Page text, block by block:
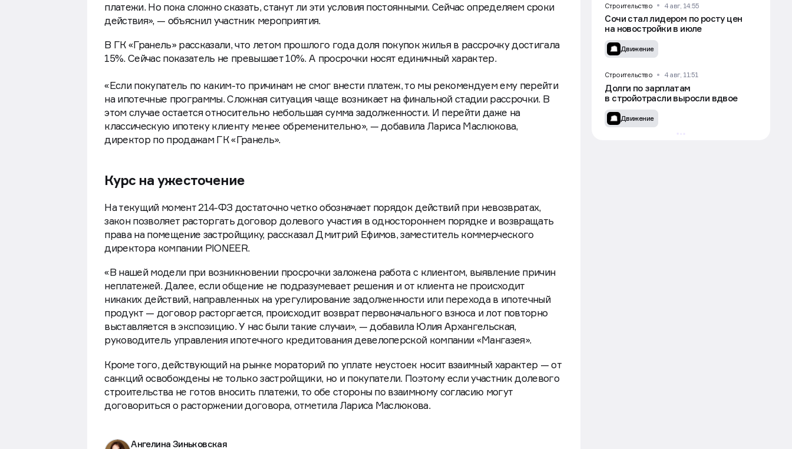
платежи. Но пока сложно сказать, станут ли эти условия постоянными. Сейчас определяем сроки
действия», — объяснил участник мероприятия.
В ГК «Гранель» рассказали, что летом прошлого года доля покупок жилья в рассрочку достигала
15%. Сейчас показатель не превышает 10%. А просрочки носят единичный характер.
«Если покупатель по каким-то причинам не смог внести платеж, то мы рекомендуем ему перейти
на ипотечные программы. Сложная ситуация чаще возникает на финальной стадии рассрочки. В
этом случае остается относительно небольшая сумма задолженности. И перейти даже на
классическую ипотеку клиенту менее обременительно», — добавила Лариса Маслюкова,
директор по продажам ГК «Гранель».
Курс на ужесточение
На текущий момент 214-ФЗ достаточно четко обозначает порядок действий при невозвратах,
закон позволяет расторгать договор долевого участия в одностороннем порядке и возвращать
права на помещение застройщику, рассказал Дмитрий Ефимов, заместитель коммерческого
директора компании PIONEER.
«В нашей модели при возникновении просрочки заложена работа с клиентом, выявление причин
неплатежей. Далее, если общение не подразумевает решения и от клиента не происходит
никаких действий, направленных на урегулирование задолженности или перехода в ипотечный
продукт — договор расторгается, происходит возврат первоначального взноса и лот повторно
выставляется в экспозицию. У нас были такие случаи», — добавила Юлия Архангельская,
руководитель управления ипотечного кредитования девелоперской компании «Мангазея».
Кроме того, действующий на рынке мораторий по уплате неустоек носит взаимный характер — от
санкций освобождены не только застройщики, но и покупатели. Поэтому если участник долевого
строительства не готов вносить платежи, то обе стороны по взаимному согласию могут
договориться о расторжении договора, отметила Лариса Маслюкова.
Ангелина Зиньковская
Строительство 4 авг, 14:55
Сочи стал лидером по росту цен
на новостройки в июле
Движение
Строительство 4 авг, 11:51
Долги по зарплатам
в стройотрасли выросли вдвое
Движение